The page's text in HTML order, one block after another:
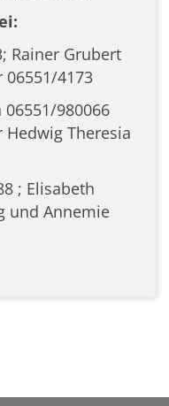
Rainer Grubert
06551/4173
980066
Hedwig Theresia
; Elisabeth
und Annemie